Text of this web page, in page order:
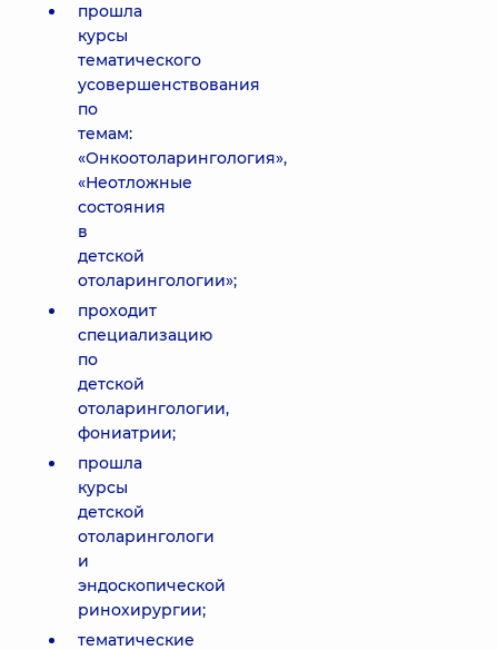
прошла
курсы
тематического
усовершенствования
по
темам:
«Онкоотоларингология»,
«Неотложные
состояния
в
детской
отоларингологии»;
проходит
специализацию
по
детской
отоларингологии,
фониатрии;
прошла
курсы
детской
отоларингологи
и
эндоскопической
ринохирургии;
тематические